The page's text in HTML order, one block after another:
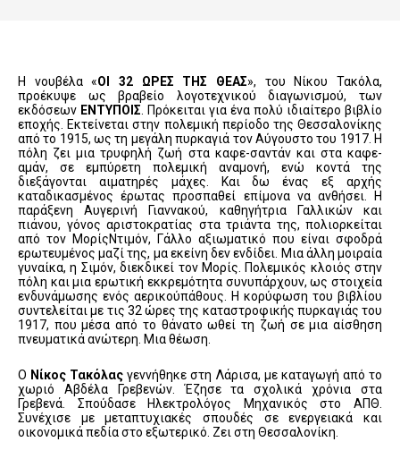
H νουβέλα «ΟΙ 32 ΩΡΕΣ ΤΗΣ ΘΕΑΣ», του Νίκου Τακόλα,
προέκυψε ως βραβείο λογοτεχνικού διαγωνισμού, των
εκδόσεων ΕΝΤΥΠΟΙΣ . Πρόκειται για ένα πολύ ιδιαίτερο βιβλίο
εποχής. Εκτείνεται στην πολεμική περίοδο της Θεσσαλονίκης
από το 1915, ως τη μεγάλη πυρκαγιά τον Αύγουστο του 1917. Η
πόλη ζει μια τρυφηλή ζωή στα καφε-σαντάν και στα καφε-
αμάν, σε εμπύρετη πολεμική αναμονή, ενώ κοντά της
διεξάγονται αιματηρές μάχες. Και δω ένας εξ αρχής
καταδικασμένος έρωτας προσπαθεί επίμονα να ανθήσει. H
παράξενη Αυγερινή Γιαννακού, καθηγήτρια Γαλλικών και
πιάνου, γόνος αριστοκρατίας στα τριάντα της, πολιορκείται
από τον ΜορίςΝτιμόν, Γάλλο αξιωματικό που είναι σφοδρά
ερωτευμένος μαζί της, μα εκείνη δεν ενδίδει. Μια άλλη μοιραία
γυναίκα, η Σιμόν, διεκδικεί τον Μορίς. Πολεμικός κλοιός στην
πόλη και μια ερωτική εκκρεμότητα συνυπάρχουν, ως στοιχεία
ενδυνάμωσης ενός αερικούπάθους. Η κορύφωση του βιβλίου
συντελείται με τις 32 ώρες της καταστροφικής πυρκαγιάς του
1917, που μέσα από το θάνατο ωθεί τη ζωή σε μια αίσθηση
πνευματικά ανώτερη. Μια θέωση.
Ο Νίκος Τακόλας γεννήθηκε στη Λάρισα, με καταγωγή από το
χωριό Αβδέλα Γρεβενών. Έζησε τα σχολικά χρόνια στα
Γρεβενά. Σπούδασε Ηλεκτρολόγος Μηχανικός στο ΑΠΘ.
Συνέχισε με μεταπτυχιακές σπουδές σε ενεργειακά και
οικονομικά πεδία στο εξωτερικό. Ζει στη Θεσσαλονίκη.